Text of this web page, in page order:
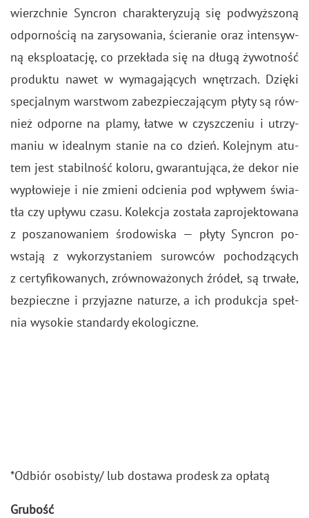
wierzch­nie Syn­cron cha­rak­te­ry­zu­ją się pod­wyż­szo­ną
od­por­no­ścią na za­ry­so­wa­nia, ście­ra­nie oraz in­ten­syw­
ną eks­plo­ata­cję, co prze­kła­da się na długą ży­wot­ność
pro­duk­tu nawet w wy­ma­ga­ją­cych wnę­trzach. Dzię­ki
spe­cjal­nym war­stwom za­bez­pie­cza­ją­cym płyty są rów­
nież od­por­ne na plamy, łatwe w czysz­cze­niu i utrzy­
ma­niu w ide­al­nym sta­nie na co dzień. Ko­lej­nym atu­
tem jest sta­bil­ność ko­lo­ru, gwa­ran­tu­ją­ca, że dekor nie
wy­pło­wie­je i nie zmie­ni od­cie­nia pod wpły­wem świa­
tła czy upły­wu czasu. Ko­lek­cja zo­sta­ła za­pro­jek­to­wa­na
z po­sza­no­wa­niem śro­do­wi­ska — płyty Syn­cron po­
wsta­ją z wy­ko­rzy­sta­niem su­row­ców po­cho­dzą­cych
z cer­ty­fi­ko­wa­nych, zrów­no­wa­żo­nych źró­deł, są trwa­łe,
bez­piecz­ne i przy­ja­zne na­tu­rze, a ich pro­duk­cja speł­
nia wy­so­kie stan­dar­dy eko­lo­gicz­ne.
*Od­biór oso­bi­sty/ lub do­sta­wa pro­desk za opła­tą
Grubość